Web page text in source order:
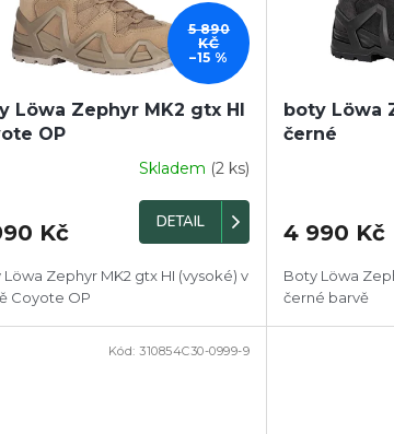
5 890
KČ
–15 %
Löwa Zephyr MK2 gtx HI
OP
Skladem (2 ks)
Kč DETAIL
Löwa Zephyr MK2 gtx HI (vysoké) v
Coyote OP
boty Löwa
černé
4 990 Kč
Boty Löwa
černé barvě
Kód:310854C30-0999-9